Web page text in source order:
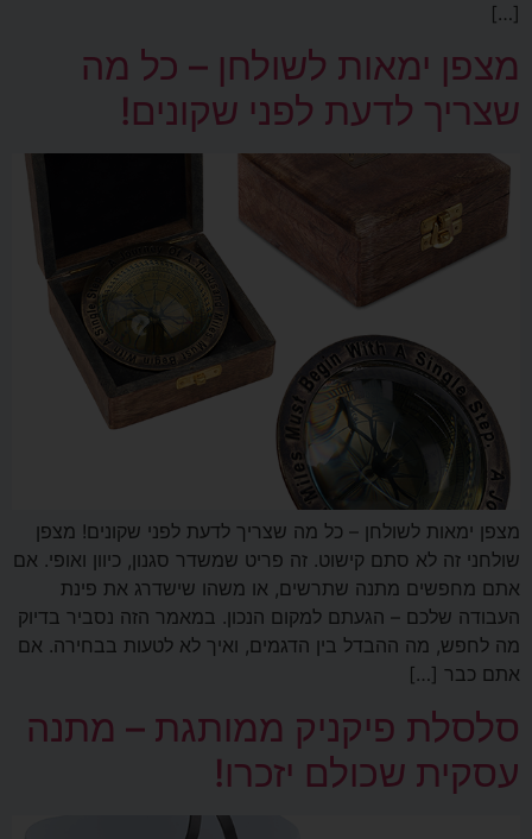
[…]
מצפן ימאות לשולחן – כל מה
שצריך לדעת לפני שקונים!
מצפן ימאות לשולחן – כל מה שצריך לדעת לפני שקונים! מצפן
שולחני זה לא סתם קישוט. זה פריט שמשדר סגנון, כיוון ואופי. אם
אתם מחפשים מתנה שתרשים, או משהו שישדרג את פינת
העבודה שלכם – הגעתם למקום הנכון. במאמר הזה נסביר בדיוק
מה לחפש, מה ההבדל בין הדגמים, ואיך לא לטעות בבחירה. אם
אתם כבר […]
סלסלת פיקניק ממותגת – מתנה
עסקית שכולם יזכרו!